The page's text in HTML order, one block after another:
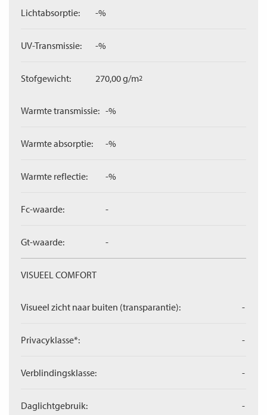
Lichtabsorptie: -%
UV-Transmissie: -%
Stofgewicht: 270,00 g/m2
Warmte transmissie: -%
Warmte absorptie: -%
Warmte reflectie: -%
Fc-waarde: -
Gt-waarde: -
VISUEEL COMFORT
Visueel zicht naar buiten (transparantie): -
Privacyklasse*: -
Verblindingsklasse: -
Daglichtgebruik: -